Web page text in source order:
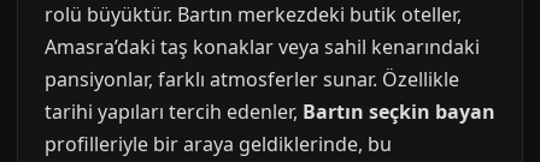
rolü büyüktür. Bartın merkezdeki butik oteller,
Amasra’daki taş konaklar veya sahil kenarındaki
pansiyonlar, farklı atmosferler sunar. Özellikle
tarihi yapıları tercih edenler, Bartın seçkin bayan
profilleriyle bir araya geldiklerinde, bu